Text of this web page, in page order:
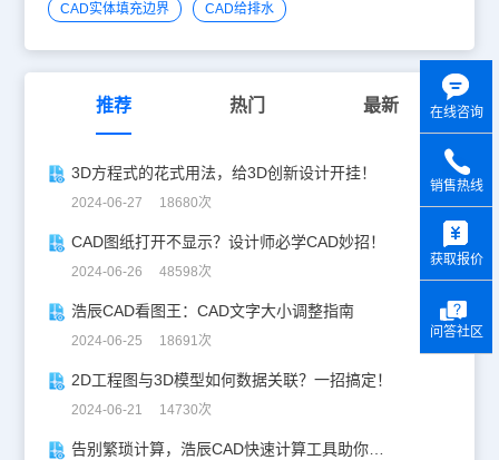
CAD实体填充边界 CAD给排水
推荐 热门 最新
3D方程式的花式用法，给3D创新设计开挂！
2024-06-27 18680次
CAD图纸打开不显示？设计师必学CAD妙招！
2024-06-26 48598次
浩辰CAD看图王：CAD文字大小调整指南
2024-06-25 18691次
2D工程图与3D模型如何数据关联？一招搞定！
2024-06-21 14730次
告别繁琐计算，浩辰CAD快速计算工具助你一臂之力！
在线咨询
销售热线
获取报价
问答社区